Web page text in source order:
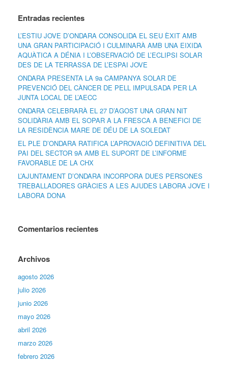
Entradas recientes
L’ESTIU JOVE D’ONDARA CONSOLIDA EL SEU ÈXIT AMB
UNA GRAN PARTICIPACIÓ I CULMINARÀ AMB UNA EIXIDA
AQUÀTICA A DÉNIA I L’OBSERVACIÓ DE L’ECLIPSI SOLAR
DES DE LA TERRASSA DE L’ESPAI JOVE
ONDARA PRESENTA LA 9a CAMPANYA SOLAR DE
PREVENCIÓ DEL CÀNCER DE PELL IMPULSADA PER LA
JUNTA LOCAL DE L’AECC
ONDARA CELEBRARÀ EL 27 D’AGOST UNA GRAN NIT
SOLIDÀRIA AMB EL SOPAR A LA FRESCA A BENEFICI DE
LA RESIDÈNCIA MARE DE DÉU DE LA SOLEDAT
EL PLE D’ONDARA RATIFICA L’APROVACIÓ DEFINITIVA DEL
PAI DEL SECTOR 9A AMB EL SUPORT DE L’INFORME
FAVORABLE DE LA CHX
L’AJUNTAMENT D’ONDARA INCORPORA DUES PERSONES
TREBALLADORES GRÀCIES A LES AJUDES LABORA JOVE I
LABORA DONA
Comentarios recientes
Archivos
agosto 2026
julio 2026
junio 2026
mayo 2026
abril 2026
marzo 2026
febrero 2026